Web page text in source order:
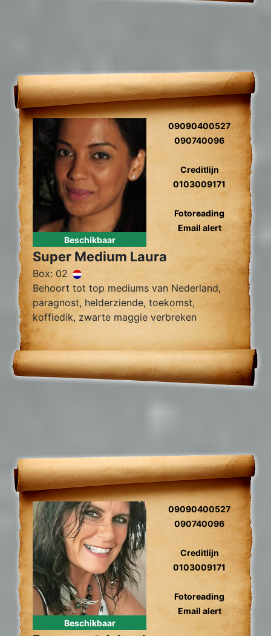
Beschikbaar
09090400527
090740096
Creditlijn
0103009171
Fotoreading
Email alert
Super Medium Laura
Box: 02
Behoort tot top mediums van Nederland,
paragnost, helderziende, toekomst,
koffiedik, zwarte maggie verbreken
zielsliefde, zielsverwanten, gidscontact,
relatieproblemen, levensvragen.
Beschikbaar
09090400527
090740096
Creditlijn
0103009171
Fotoreading
Email alert